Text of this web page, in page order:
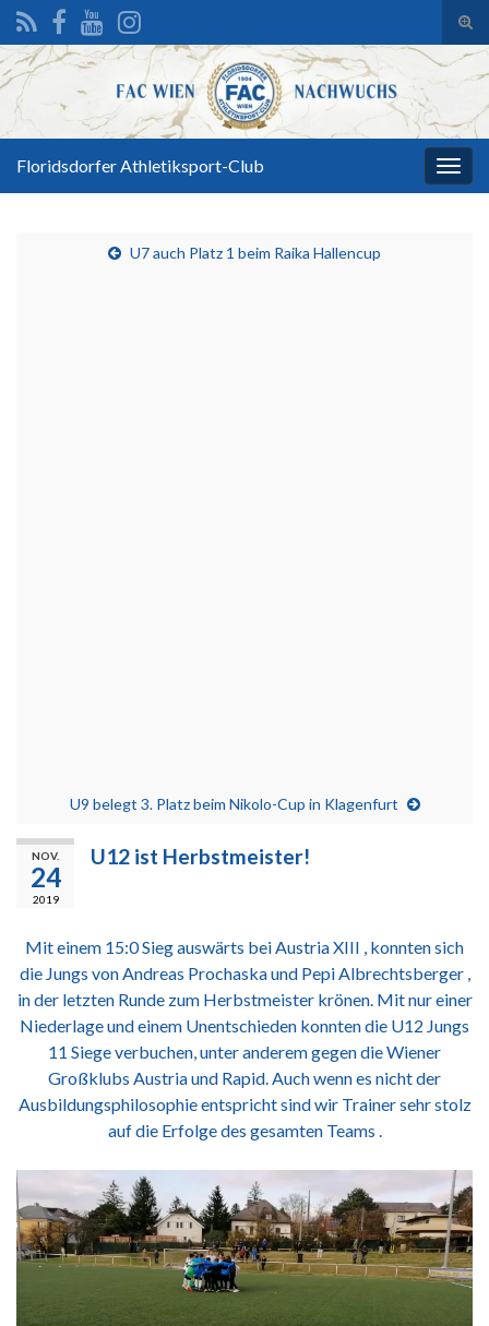
Search for:
Floridsdorfer Athletiksport-Club
U7 auch Platz 1 beim Raika Hallencup
U9 belegt 3. Platz beim Nikolo-Cup in Klagenfurt
NOV.
24
2019
U12 ist Herbstmeister!
Mit einem 15:0 Sieg auswärts bei Austria XIII , konnten sich
die Jungs von Andreas Prochaska und Pepi Albrechtsberger ,
in der letzten Runde zum Herbstmeister krönen. Mit nur einer
Niederlage und einem Unentschieden konnten die U12 Jungs
11 Siege verbuchen, unter anderem gegen die Wiener
Großklubs Austria und Rapid. Auch wenn es nicht der
Ausbildungsphilosophie entspricht sind wir Trainer sehr stolz
auf die Erfolge des gesamten Teams .